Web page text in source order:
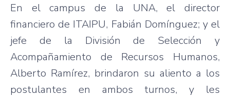
En el campus de la UNA, el director
financiero de ITAIPU, Fabián Domínguez; y el
jefe de la División de Selección y
Acompañamiento de Recursos Humanos,
Alberto Ramírez, brindaron su aliento a los
postulantes en ambos turnos, y les